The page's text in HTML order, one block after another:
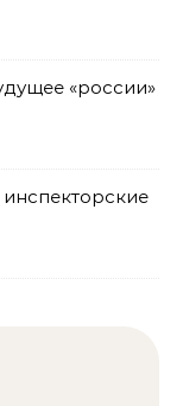
«россии»